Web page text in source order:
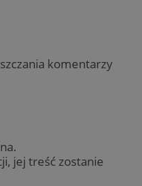
komentarzy
jej treść zostanie